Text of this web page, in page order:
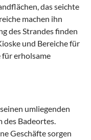
das seichte
machen ihn
des Strandes finden
und Bereiche für
erholsame
umliegenden
des Badeortes.
Geschäfte sorgen